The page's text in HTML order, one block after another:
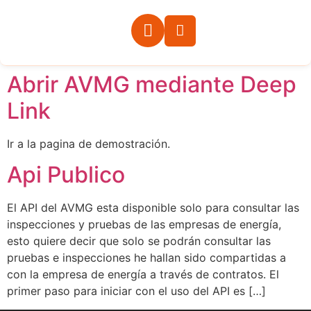
Abrir AVMG mediante Deep
Link
Ir a la pagina de demostración.
Api Publico
El API del AVMG esta disponible solo para consultar las
inspecciones y pruebas de las empresas de energía,
esto quiere decir que solo se podrán consultar las
pruebas e inspecciones he hallan sido compartidas a
con la empresa de energía a través de contratos. El
primer paso para iniciar con el uso del API es […]